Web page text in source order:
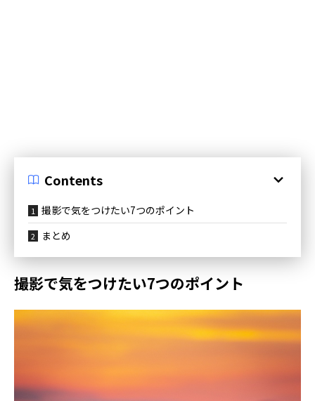
Contents
撮影で気をつけたい7つのポイント
まとめ
撮影で気をつけたい7つのポイント